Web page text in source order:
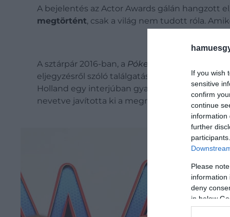
If you wish
sensitive
confirm
continue
information
further
Please
information
deny
in below
A bejelentés az Actor Awards gálán hangzott
megtörtént, csak a világ nem tudott róla.
A sztárpár 2016-ban, a Pókember: Hazatérés
eljegyzésről szóló találgatások tavaly
Holland egy interjúban gyakorlatilag meg is
nevetve javította ki a megnevezést